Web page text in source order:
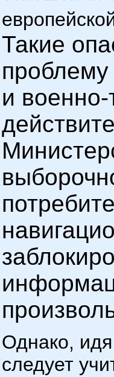
Такие
проблему
и военно-
Однако,
следует